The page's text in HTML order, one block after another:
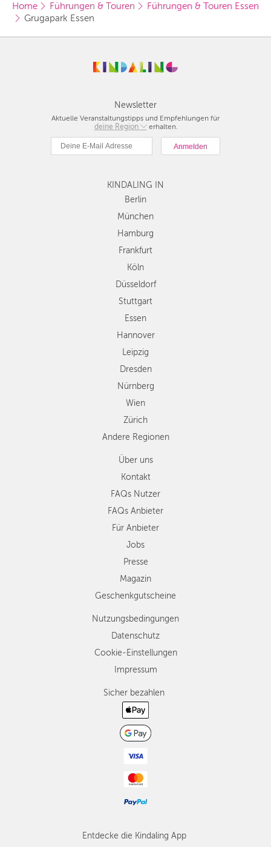
Home Führungen & Touren
Führungen & Touren Essen
Grugapark Essen
Newsletter
Aktuelle Veranstaltungstipps und Empfehlungen für
deine Region
Berlin
München
Hamburg
Köln
Düsseldorf
Stuttgart
Essen
Dresden
Nürnberg
Wien
Zürich
Andere
Regionen
erhalten.
KINDALING IN
Berlin
München
Hamburg
Frankfurt
Köln
Düsseldorf
Stuttgart
Essen
Hannover
Leipzig
Dresden
Nürnberg
Wien
Zürich
Andere Regionen
Über uns
Kontakt
FAQs Nutzer
FAQs Anbieter
Für Anbieter
Jobs
Presse
Magazin
Geschenkgutscheine
Nutzungsbedingungen
Datenschutz
Cookie-Einstellungen
Impressum
Sicher bezahlen
Entdecke die Kindaling App